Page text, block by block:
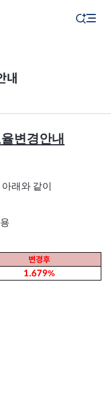
내
변경안내
아래와 같이
변경후
1.679%